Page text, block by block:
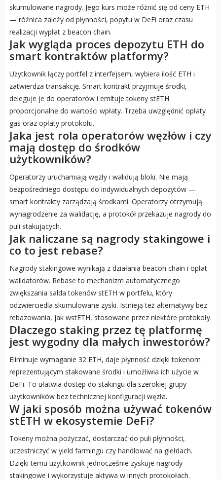
skumulowane nagrody. Jego kurs może różnić się od ceny ETH
— różnica zależy od płynności, popytu w DeFi oraz czasu
realizacji wypłat z beacon chain.
Jak wygląda proces depozytu ETH do
smart kontraktów platformy?
Użytkownik łączy portfel z interfejsem, wybiera ilość ETH i
zatwierdza transakcję. Smart kontrakt przyjmuje środki,
deleguje je do operatorów i emituje tokeny stETH
proporcjonalne do wartości wpłaty. Trzeba uwzględnić opłaty
gas oraz opłaty protokołu.
Jaka jest rola operatorów węzłów i czy
mają dostęp do środków
użytkowników?
Operatorzy uruchamiają węzły i walidują bloki. Nie mają
bezpośredniego dostępu do indywidualnych depozytów —
smart kontrakty zarządzają środkami. Operatorzy otrzymują
wynagrodzenie za walidację, a protokół przekazuje nagrody do
puli stakujących.
Jak naliczane są nagrody stakingowe i
co to jest rebase?
Nagrody stakingowe wynikają z działania beacon chain i opłat
walidatorów. Rebase to mechanizm automatycznego
zwiększania salda tokenów stETH w portfelu, który
odzwierciedla skumulowane zyski. Istnieją też alternatywy bez
rebazowania, jak wstETH, stosowane przez niektóre protokoły.
Dlaczego staking przez tę platformę
jest wygodny dla małych inwestorów?
Eliminuje wymaganie 32 ETH, daje płynność dzięki tokenom
reprezentującym stakowane środki i umożliwia ich użycie w
DeFi. To ułatwia dostęp do stakingu dla szerokiej grupy
użytkowników bez technicznej konfiguracji węzła.
W jaki sposób można używać tokenów
stETH w ekosystemie DeFi?
Tokeny można pożyczać, dostarczać do puli płynności,
uczestniczyć w yield farmingu czy handlować na giełdach.
Dzięki temu użytkownik jednocześnie zyskuje nagrody
stakingowe i wykorzystuje aktywa w innych protokołach.